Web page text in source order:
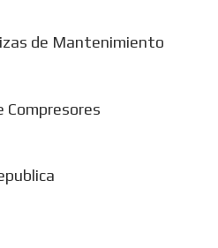
de Mantenimiento
Compresores